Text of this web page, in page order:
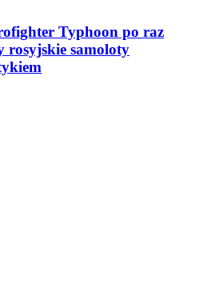
Typhoon po raz
rosyjskie samoloty